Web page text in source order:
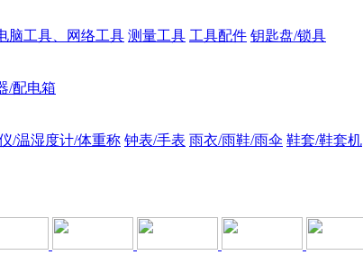
脑工具、网络工具 测量工具 工具配件 钥匙盘/锁具
/配电箱
/温湿度计/体重称 钟表/手表 雨衣/雨鞋/雨伞 鞋套/鞋套机